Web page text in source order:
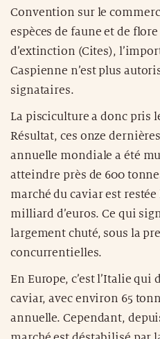
Convention sur le
espèces de faune et de
d’extinction (Cites),
Caspienne n’est plus
signataires.
La pisciculture a donc pris
Résultat, ces onze
annuelle mondiale a été
atteindre près de 600
marché du caviar est restée
milliard d’euros. Ce qui
largement chuté, sous la
concurrentielles.
En Europe, c’est l’Italie
caviar, avec environ 65
annuelle. Cependant,